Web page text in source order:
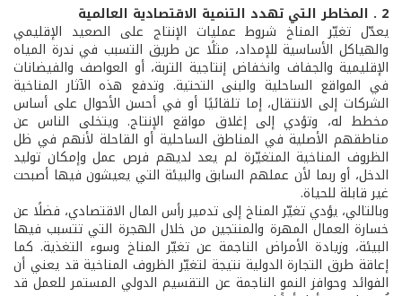
2 . المخاطر التي تهدد التنمية الاقتصادية العالمية
يعدّل تغيّر المناخ شروط عمليات الإنتاج على الصعيد الإقليمي
والهياكل الأساسية للإمداد، مثلًا عن طريق التسبب في ندرة المياه
الإقليمية والجفاف وانخفاض إنتاجية التربة، أو العواصف والفيضانات
في المواقع الساحلية والبنى التحتية. وتدفع هذه الآثار المناخية
الشركات إلى الانتقال، إما تلقائيًا أو في أحسن الأحوال على أساس
مخطط له، وتؤدي إلى إغلاق مواقع الإنتاج. ويتخلى الناس عن
مناطقهم الأصلية في المناطق الساحلية أو القاحلة لأنهم في ظل
الظروف المناخية المتغيّرة لم يعد لديهم فرص عمل وإمكان توليد
الدخل، أو ربما لأن عملهم السابق والبيئة التي يعيشون فيها أصبحت
غير قابلة للحياة.
وبالتالي، يؤدي تغيّر المناخ إلى تدمير رأس المال الاقتصادي، فضلًا عن
خسارة العمال المهرة والمنتجين من خلال الهجرة التي تتسبب فيها
البيئة، وزيادة الأمراض الناجمة عن تغيّر المناخ وسوء التغذية. كما
إعاقة طرق التجارة الدولية نتيجة لتغيّر الظروف المناخية قد يعني أن
الفوائد وحوافز النمو الناجمة عن التقسيم الدولي المستمر للعمل قد